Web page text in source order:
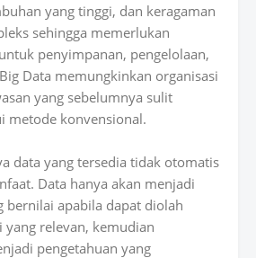
yang tinggi, dan keragaman
sehingga memerlukan
penyimpanan, pengelolaan,
Data memungkinkan organisasi
yang sebelumnya sulit
metode konvensional.
data yang tersedia tidak otomatis
Data hanya akan menjadi
bernilai apabila dapat diolah
relevan, kemudian
pengetahuan yang